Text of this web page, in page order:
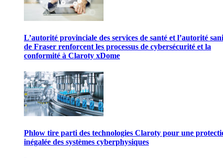
L’autorité provinciale des services de santé et l’autorité
de Fraser renforcent les processus de cybersécurité et la
conformité à Claroty xDome
Phlow tire parti des technologies Claroty pour une
inégalée des systèmes cyberphysiques